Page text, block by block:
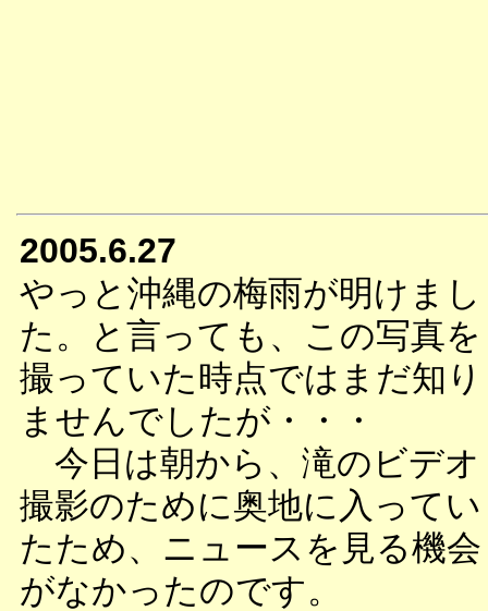
2005.6.27
やっと沖縄の梅雨が明けまし
た。と言っても、この写真を
撮っていた時点ではまだ知り
ませんでしたが・・・
今日は朝から、滝のビデオ
撮影のために奥地に入ってい
たため、ニュースを見る機会
がなかったのです。